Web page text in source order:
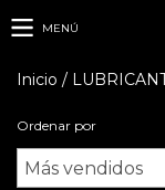
MENÚ
Inicio /
Ordenar por